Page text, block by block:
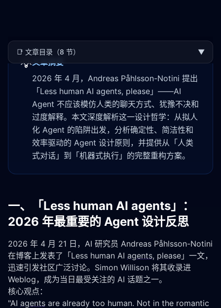
📑 文章目录（8 节） ▼
💡文章摘要
2026 年 4 月，Andreas Påhlsson-Notini 提出
「Less human AI agents, please」——AI
Agent 不应该模仿人类的聊天方式、犹豫不决和
过度解释。本文深度解析这一设计哲学：从拟人
化 Agent 的陷阱出发，分析确定性、简洁性和
效率驱动的 Agent 设计原则，并提供从「人类
式对话」到「机器式执行」的完整重构方案。
一、「Less human AI agents」：
2026 年最重要的 Agent 设计反思
2026 年 4 月 21 日，AI 研究员 Andreas Påhlsson-Notini
在博客上发表了「Less human AI agents, please」一文，
迅速引发社区广泛讨论。Simon Willison 将其收录进
Weblog，成为当日最受关注的 AI 话题之一。
核心观点：
"AI agents are already too human. Not in the romantic